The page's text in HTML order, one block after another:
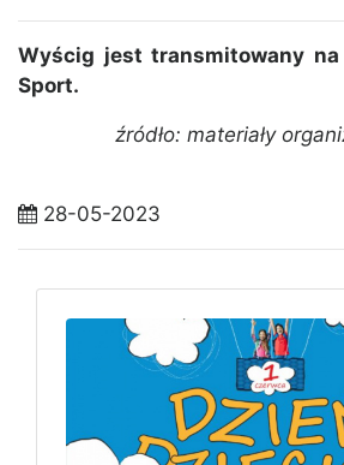
Wyścig jest transmitowany
Sport.
źródło: materiały
28-05-2023